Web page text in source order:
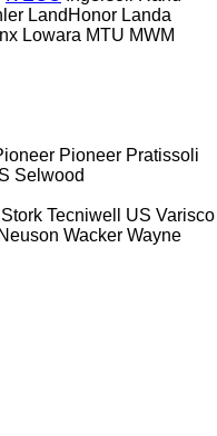
LandHonor Landa
Lowara MTU MWM
Pioneer Pratissoli
Selwood
Stork Tecniwell US Varisco
Wacker Wayne